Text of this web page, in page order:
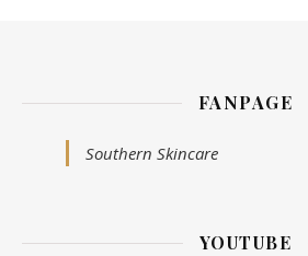
FANPAGE
Southern Skincare
YOUTUBE